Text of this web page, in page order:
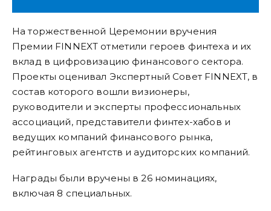
На торжественной Церемонии вручения
Премии FINNEXT отметили героев финтеха и их
вклад в цифровизацию финансового сектора.
Проекты оценивал Экспертный Совет FINNEXT, в
состав которого вошли визионеры,
руководители и эксперты профессиональных
ассоциаций, представители финтех-хабов и
ведущих компаний финансового рынка,
рейтинговых агентств и аудиторских компаний.
Награды были вручены в 26 номинациях,
включая 8 специальных.